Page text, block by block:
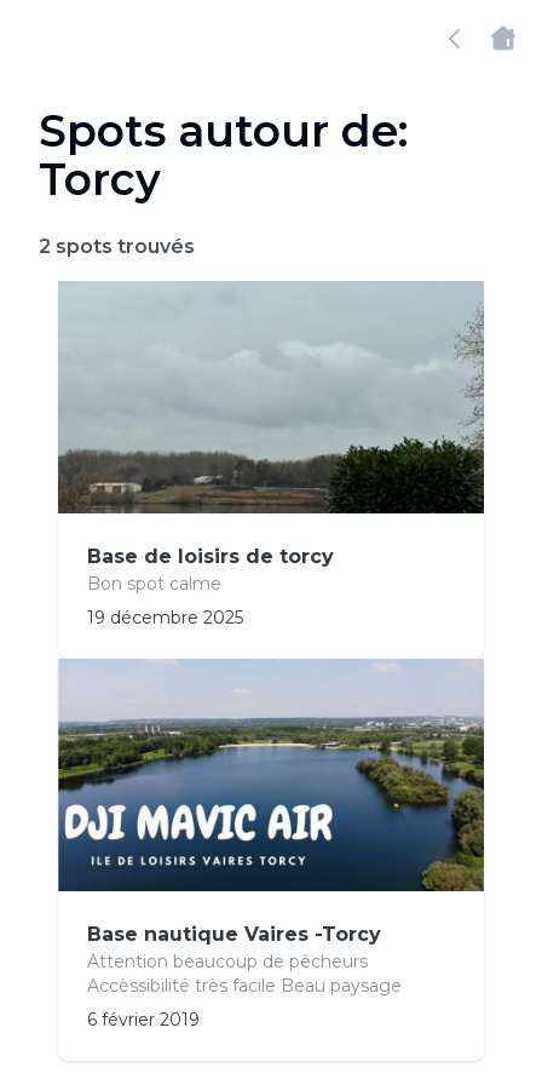
Spots autour de:
Torcy
2 spots trouvés
Base de loisirs de torcy
Bon spot calme
19 décembre 2025
Base nautique Vaires -Torcy
Attention beaucoup de pêcheurs
Accèssibilité très facile Beau paysage
6 février 2019